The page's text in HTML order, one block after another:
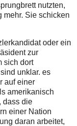
nutzten,
mehr. Sie schicken
oder ein
zur
sich dort
unklar. es
auf einer
amerikanisch
dass die
einer Nation
daran arbeitet,